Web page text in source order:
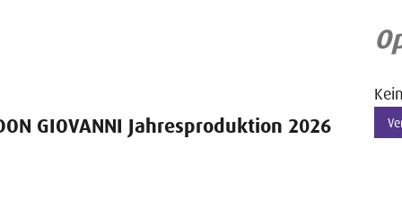
GIOVANNI Jahresproduktion 2026